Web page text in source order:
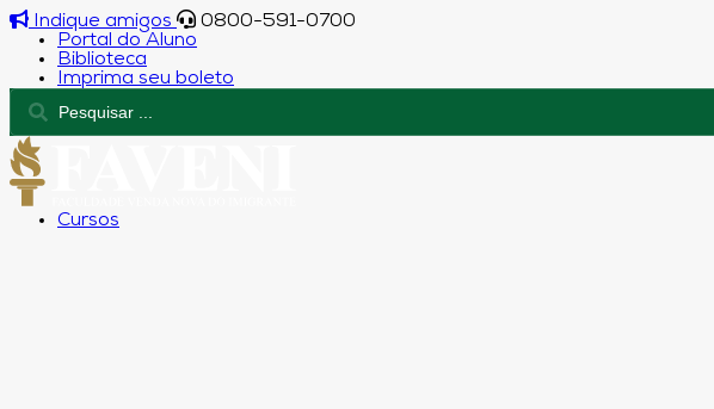
Indique amigos
0800-591-0700
Portal do Aluno
Biblioteca
Imprima seu boleto
Cursos